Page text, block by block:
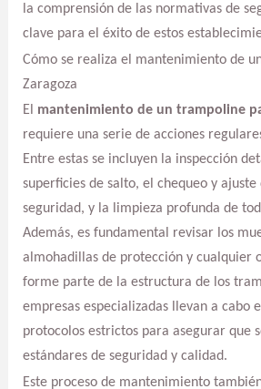
la comprensión de las normativas de
clave para el éxito de estos
Cómo se realiza el mantenimiento de
Zaragoza
El mantenimiento de un trampoline
requiere una serie de acciones
Entre estas se incluyen la inspección
superficies de salto, el chequeo y ajuste
seguridad, y la limpieza profunda de
Además, es fundamental revisar los
almohadillas de protección y cualquier
forme parte de la estructura de los
empresas especializadas llevan a cabo
protocolos estrictos para asegurar que
estándares de seguridad y calidad.
Este proceso de mantenimiento